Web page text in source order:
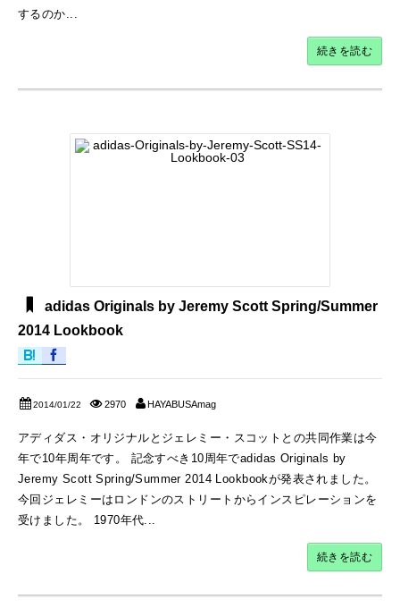
するのか...
続きを読む
adidas Originals by Jeremy Scott Spring/Summer
2014 Lookbook
2014/01/22 2970 HAYABUSAmag
アディダス・オリジナルとジェレミー・スコットとの共同作業は今
年で10年周年です。 記念すべき10周年でadidas Originals by
Jeremy Scott Spring/Summer 2014 Lookbookが発表されました。
今回ジェレミーはロンドンのストリートからインスピレーションを
受けました。 1970年代...
続きを読む